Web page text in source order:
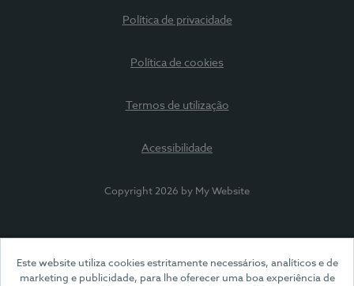
Este website utiliza cookies estritamente necessários, analíticos e de
marketing e publicidade, para lhe oferecer uma boa experiência de
Política de privacidade
Política de cookies
Termos de utilização
Acessibilidade
Copyright 2026 by My Website